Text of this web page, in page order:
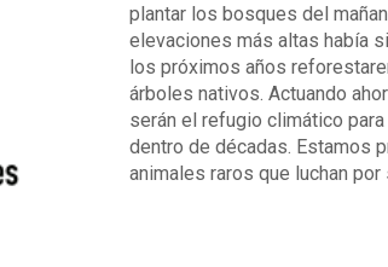
plantar los bosques del
elevaciones más altas había
los próximos años
árboles nativos. Actuando
serán el refugio climático
dentro de décadas. Estamos
animales raros que luchan